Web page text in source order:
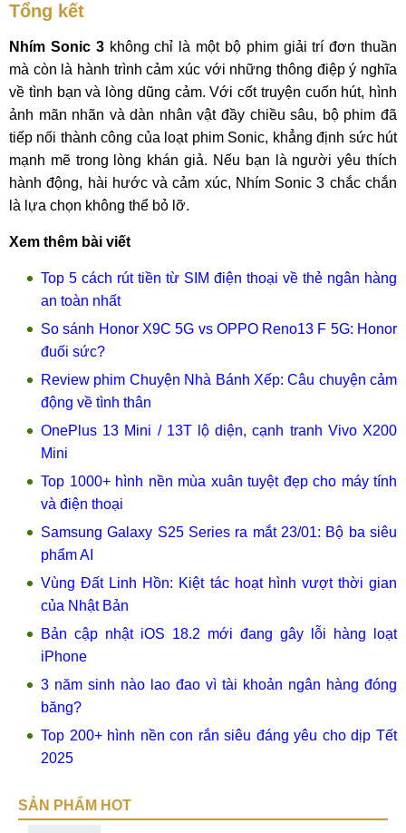
Tổng kết
Nhím Sonic 3 không chỉ là một bộ phim giải trí đơn thuần
mà còn là hành trình cảm xúc với những thông điệp ý nghĩa
về tình bạn và lòng dũng cảm. Với cốt truyện cuốn hút, hình
ảnh mãn nhãn và dàn nhân vật đầy chiều sâu, bộ phim đã
tiếp nối thành công của loạt phim Sonic, khẳng định sức hút
mạnh mẽ trong lòng khán giả. Nếu bạn là người yêu thích
hành động, hài hước và cảm xúc, Nhím Sonic 3 chắc chắn
là lựa chọn không thể bỏ lỡ.
Xem thêm bài viết
Top 5 cách rút tiền từ SIM điện thoại về thẻ ngân hàng
an toàn nhất
So sánh Honor X9C 5G vs OPPO Reno13 F 5G: Honor
đuối sức?
Review phim Chuyện Nhà Bánh Xếp: Câu chuyện cảm
động về tình thân
OnePlus 13 Mini / 13T lộ diện, cạnh tranh Vivo X200
Mini
Top 1000+ hình nền mùa xuân tuyệt đẹp cho máy tính
và điện thoại
Samsung Galaxy S25 Series ra mắt 23/01: Bộ ba siêu
phẩm AI
Vùng Đất Linh Hồn: Kiệt tác hoạt hình vượt thời gian
của Nhật Bản
Bản cập nhật iOS 18.2 mới đang gây lỗi hàng loạt
iPhone
3 năm sinh nào lao đao vì tài khoản ngân hàng đóng
băng?
Top 200+ hình nền con rắn siêu đáng yêu cho dịp Tết
2025
SẢN PHẨM HOT